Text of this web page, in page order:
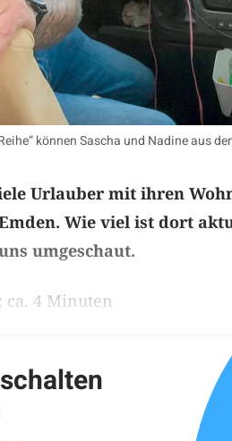
können Sascha und Nadine aus
Urlauber mit ihren
Wie viel ist dort
umgeschaut.
ca. 4 Minuten